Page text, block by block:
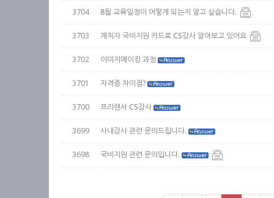
3704 8월 교육일정이 어떻게 되는지 알고 싶습니다.
3703 재직자 국비지원 카드로 CS강사 알아보고 있어요
3702 이미지메이킹 과정
3701 자격증 차이점?
3700 프리랜서 CS강사
3699 사내강사 관련 문의드립니다.
3698 국비지원 관련 문의입니다.